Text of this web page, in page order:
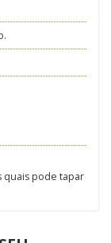
quais pode tapar